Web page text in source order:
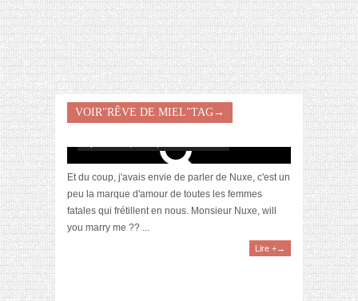
VOIR"RÊVE DE MIEL"TAG→
Parce qu’on est toutes prodigieuses
Et du coup, j'avais envie de parler de Nuxe, c'est un
peu la marque d'amour de toutes les femmes
fatales qui frétillent en nous. Monsieur Nuxe, will
you marry me ?? ...
Lire +→